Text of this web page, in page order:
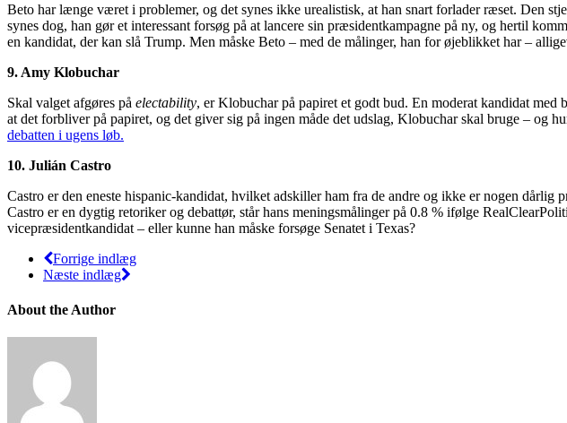
Beto har længe været i problemer, og det synes ikke urealistisk, at han snart forlader ræset. Den
synes dog, han gør et interessant forsøg på at lancere sin præsidentkampagne på ny, og hertil
en kandidat, der kan slå Trump. Men måske Beto – med de målinger, han for øjeblikket har –
9. Amy Klobuchar
Skal valget afgøres på electability, er Klobuchar på papiret et godt bud. En moderat kandidat
at det forbliver på papiret, og det giver sig på ingen måde det udslag, Klobuchar skal bruge – og
debatten i ugens løb.
10. Julián Castro
Castro er den eneste hispanic-kandidat, hvilket adskiller ham fra de andre og ikke er nogen
Castro er en dygtig retoriker og debattør, står hans meningsmålinger på 0.8 % ifølge
vicepræsidentkandidat – eller kunne han måske forsøge Senatet i Texas?
Forrige indlæg
Næste indlæg
About the Author